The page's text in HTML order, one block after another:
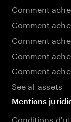
Comment
Comment
Comment
Comment
Comment
See all assets
Mentions
Conditions